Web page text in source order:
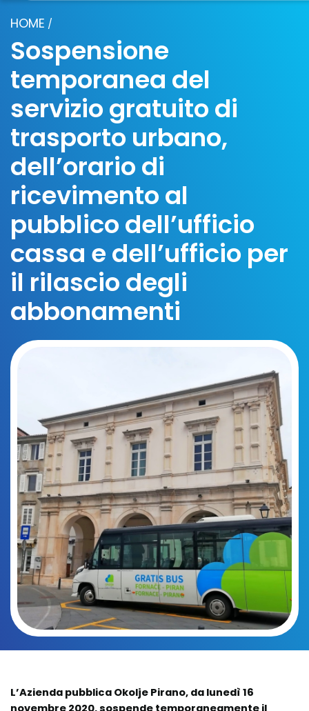
HOME /
Sospensione
temporanea del
servizio gratuito di
trasporto urbano,
dell’orario di
ricevimento al
pubblico dell’ufficio
cassa e dell’ufficio per
il rilascio degli
abbonamenti
L’Azienda pubblica Okolje Pirano, da lunedì 16
novembre 2020, sospende temporaneamente il